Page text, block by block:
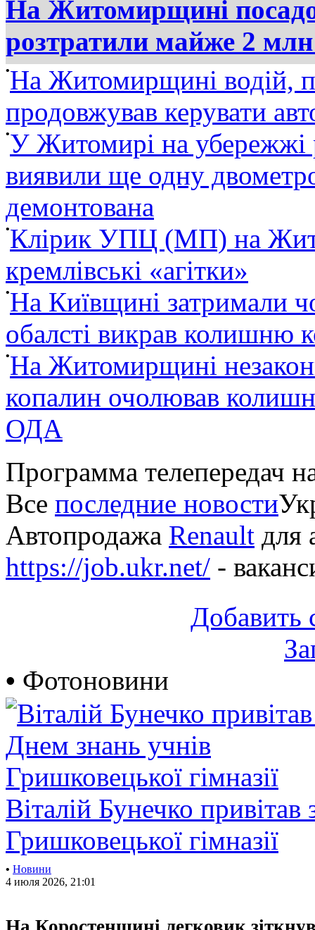
На Житомирщині
розтратили майже 2
•На Житомирщині водій,
продовжував керувати
•У Житомирі на убережжі
виявили ще одну
демонтована
•Клірик УПЦ (МП) на
кремлівські «агітки»
•На Київщині затримали
обалсті викрав колишню
•На Житомирщині
копалин очолював
ОДА
Программа телепередач
Все последние новости
Автопродажа Renault для
https://job.ukr.net/ -
Добавить
• Фотоновини
Віталій Бунечко
Гришковецької гімназії
• Новини
4 июля 2026, 21:01